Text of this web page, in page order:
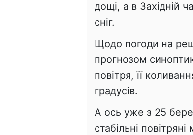
дощі, а в Західній
сніг.
Щодо погоди на
прогнозом
повітря, її
градусів.
А ось уже з 25
стабільні